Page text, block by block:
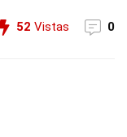
52 Vistas 0